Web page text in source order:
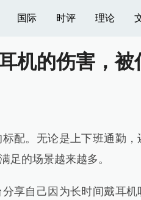
国际 时评 理论
机的伤害，被
。无论是上下班通勤，
足的场景越来越多。
自己因为长时间戴耳机